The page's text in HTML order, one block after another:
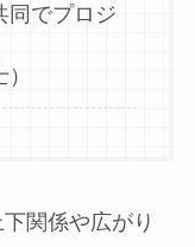
同でプロジ
関係や広がり